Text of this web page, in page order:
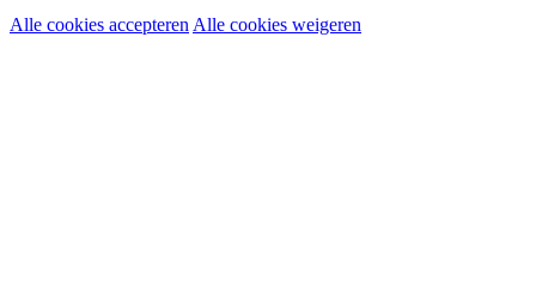
Noodzakelijke cookies:
Alle cookies accepteren Alle cookies weigeren